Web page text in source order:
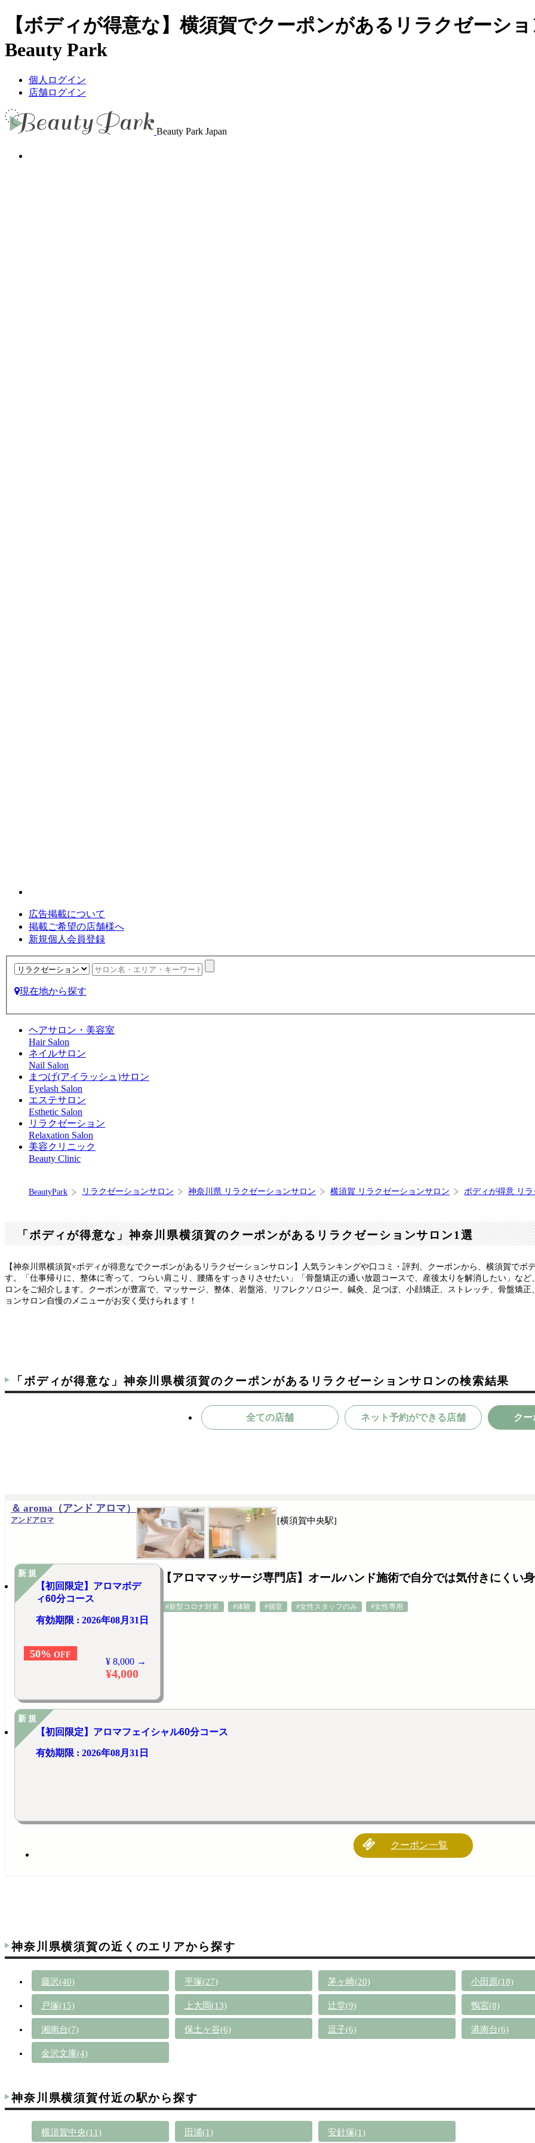
【ボディが得意な】横須賀でクーポンがあるリラクゼーシ
Beauty Park
個人ログイン
店舗ログイン
Beauty Park Japan
広告掲載について
掲載ご希望の店舗様へ
新規個人会員登録
現在地から探す
ヘアサロン・美容室
Hair Salon
ネイルサロン
Nail Salon
まつげ(アイラッシュ)サロン
Eyelash Salon
エステサロン
Esthetic Salon
リラクゼーション
Relaxation Salon
美容クリニック
Beauty Clinic
BeautyPark リラクゼーションサロン 神奈川県 リラクゼーションサロン 横須賀 リラクゼーションサロン ボディが得意 リ
「ボディが得意な」神奈川県横須賀のクーポンがあるリラクゼーションサロン1選
【神奈川県横須賀×ボディが得意なでクーポンがあるリラクゼーションサロン】人気ランキングや口コミ・評判、クーポンから、横須賀で
す。「仕事帰りに、整体に寄って、つらい肩こり、腰痛をすっきりさせたい」「骨盤矯正の通い放題コースで、産後太りを解消したい」な
ロンをご紹介します。クーポンが豊富で、マッサージ、整体、岩盤浴、リフレクソロジー、鍼灸、足つぼ、小顔矯正、ストレッチ、骨盤矯
ョンサロン自慢のメニューがお安く受けられます！
「ボディが得意な」神奈川県横須賀のクーポンがあるリラクゼーションサロンの検索結果
全ての店舗 ネット予約ができる店舗 クー
＆ aroma（アンド アロマ）
アンドアロマ
【アロママッサージ専門店】オールハンド施術で自分では気付きにくい
#新型コロナ対策 #体験 #個室 #女性スタッフのみ #女性専用
[横須賀中央駅]
新規
【初回限定】アロマボデ
ィ60分コース
有効期限 : 2026年08月31日
50% OFF
¥ 8,000 →
¥4,000
新規
【初回限定】アロマフェイシャル60分コース
有効期限 : 2026年08月31日
クーポン一覧
神奈川県横須賀の近くのエリアから探す
藤沢(40) 平塚(27) 茅ヶ崎(20) 小田原(18)
戸塚(15) 上大岡(13) 辻堂(9) 鴨宮(8)
湘南台(7) 保土ヶ谷(6) 逗子(6) 港南台(6)
金沢文庫(4)
神奈川県横須賀付近の駅から探す
横須賀中央(11) 田浦(1) 安針塚(1)